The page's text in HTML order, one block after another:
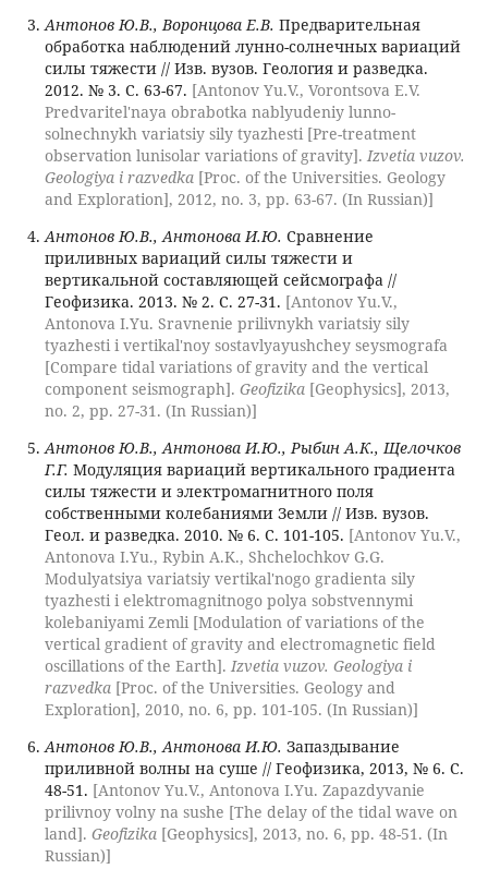
Антонов Ю.В., Воронцова Е.В. Предварительная
обработка наблюдений лунно-солнечных вариаций
силы тяжести // Изв. вузов. Геология и разведка.
2012. № 3. С. 63-67. [Antonov Yu.V., Vorontsova E.V.
Predvaritel'naya obrabotka nablyudeniy lunno-
solnechnykh variatsiy sily tyazhesti [Pre-treatment
observation lunisolar variations of gravity]. Izvetia vuzov.
Geologiya i razvedka[Proc. of the Universities. Geology
and Exploration], 2012, no. 3, pp. 63-67. (In Russian)]
Антонов Ю.В., Антонова И.Ю. Сравнение
приливных вариаций силы тяжести и
вертикальной составляющей сейсмографа //
Геофизика. 2013. № 2. С. 27-31. [Antonov Yu.V.,
Antonova I.Yu. Sravnenie prilivnykh variatsiy sily
tyazhesti i vertikal'noy sostavlyayushchey seysmografa
[Compare tidal variations of gravity and the vertical
component seismograph]. Geofizika[Geophysics], 2013,
no. 2, pp. 27-31. (In Russian)]
Антонов Ю.В., Антонова И.Ю., Рыбин А.К., Щелочков
Г.Г. Модуляция вариаций вертикального градиента
силы тяжести и электромагнитного поля
собственными колебаниями Земли // Изв. вузов.
Геол. и разведка. 2010. № 6. С. 101-105. [Antonov Yu.V.,
Antonova I.Yu., Rybin A.K., Shchelochkov G.G.
Modulyatsiya variatsiy vertikal'nogo gradienta sily
tyazhesti i elektromagnitnogo polya sobstvennymi
kolebaniyami Zemli [Modulation of variations of the
vertical gradient of gravity and electromagnetic field
oscillations of the Earth]. Izvetia vuzov. Geologiya i
razvedka[Proc. of the Universities. Geology and
Exploration], 2010, no. 6, pp. 101-105. (In Russian)]
Антонов Ю.В., Антонова И.Ю. Запаздывание
приливной волны на суше // Геофизика, 2013, № 6. С.
48-51. [Antonov Yu.V., Antonova I.Yu. Zapazdyvanie
prilivnoy volny na sushe [The delay of the tidal wave on
land]. Geofizika[Geophysics], 2013, no. 6, pp. 48-51. (In
Russian)]